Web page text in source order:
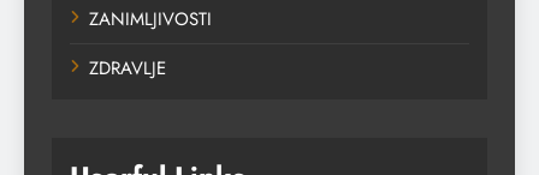
ZANIMLJIVOSTI
ZDRAVLJE